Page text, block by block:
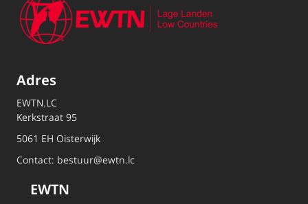
Adres
EWTN.LC
Kerkstraat 95
5061 EH Oisterwijk
Contact: bestuur@ewtn.lc
EWTN